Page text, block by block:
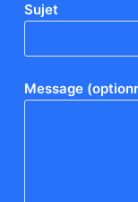
Sujet
Message